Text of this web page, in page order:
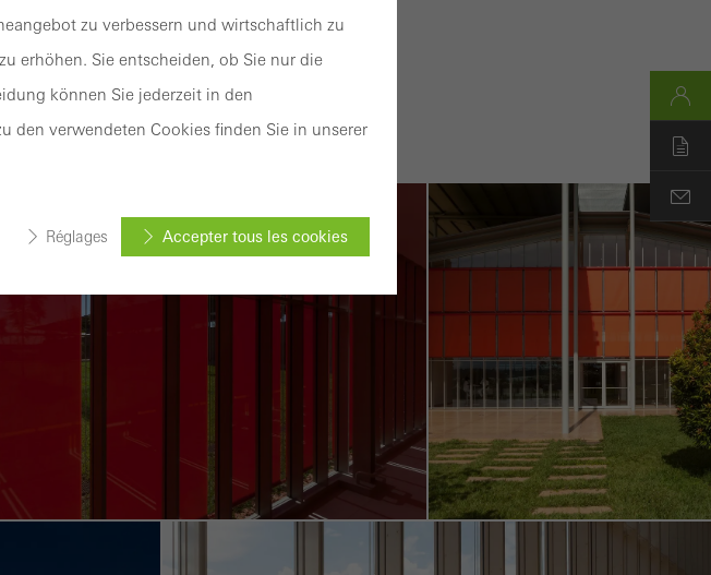
FWS 35 PD.
en savoir
zu verbessern und wirtschaftlich zu
erhöhen. Sie entscheiden, ob Sie nur die
können Sie jederzeit in den
den verwendeten Cookies finden Sie in unserer
Réglages Accepter tous les cookies
indispensables), ne peuvent pas être
au bon fonctionnement des sites web Schüco
cookies, certaines parties des pages web ou
mis à disposition.
pour analyser l´utilisation du site web et
les campagnes qui ont été menées. Ces
du site web et donc l´expérience de l